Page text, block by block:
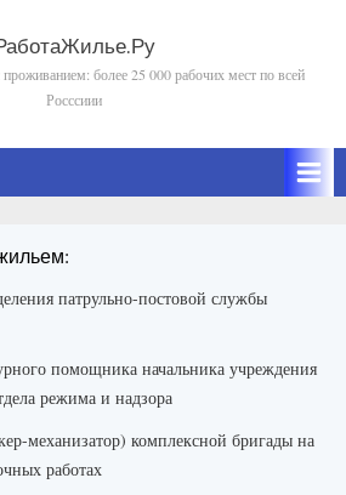
более 25 000 рабочих мест по всей
Росссиии
патрульно-постовой службы
помощника начальника учреждения
режима и надзора
механизатор) комплексной бригады на
работах